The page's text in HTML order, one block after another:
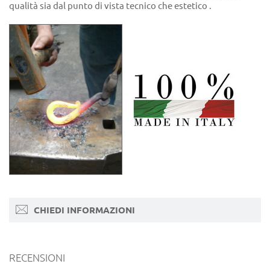
qualità sia dal punto di vista tecnico che estetico .
CHIEDI INFORMAZIONI
RECENSIONI